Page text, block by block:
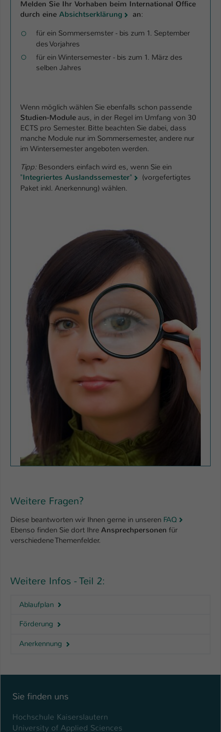
Melden Sie Ihr Vorhaben beim International Office
durch eineAbsichtserklärung an:
für ein Sommersemster - bis zum 1. September
des Vorjahres
für ein Wintersemester - bis zum 1. März des
selben Jahres
Wenn möglich wählen Sie ebenfalls schon passende
Studien-Module aus, in der Regel im Umfang von 30
ECTS pro Semester. Bitte beachten Sie dabei, dass
manche Module nur im Sommersemester, andere nur
im Wintersemester angeboten werden.
Tipp: Besonders einfach wird es, wenn Sie ein
"Integriertes Auslandssemester"
(vorgefertigtes
Paket inkl. Anerkennung) wählen.
Weitere Fragen?
Diese beantworten wir Ihnen gerne in unseren FAQ
Ebenso finden Sie dort Ihre Ansprechpersonen für
verschiedene Themenfelder.
Weitere Infos - Teil 2:
Ablaufplan
Förderung
Anerkennung
Sie finden uns
Hochschule Kaiserslautern
University of Applied Sciences